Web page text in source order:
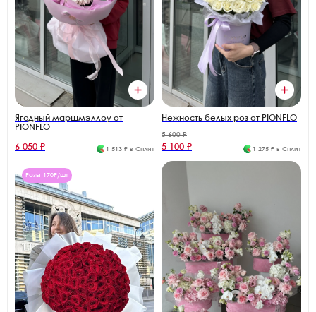
Ягодный маршмэллоу от
PIONFLO
6 050 ₽ 1 513 ₽ в Сплит
Нежность белых роз от PIONFLO
5 600 ₽
5 100 ₽ 1 275 ₽ в Сплит
Розы 170₽/шт